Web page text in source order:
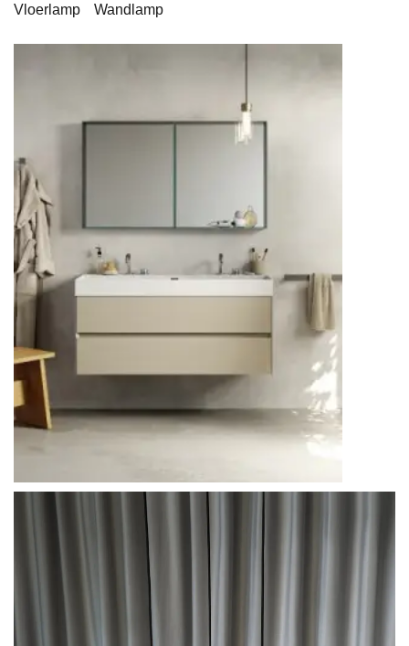
Vloerlamp
Wandlamp